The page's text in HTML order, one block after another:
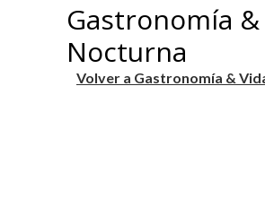
Gastronomía &
Nocturna
Volver a Gastronomía &